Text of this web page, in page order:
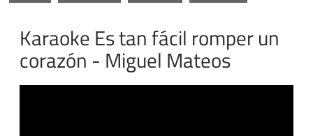
Karaoke Es tan fácil romper un
corazón - Miguel Mateos